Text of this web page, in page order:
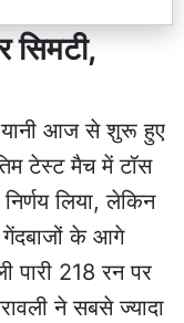
सिमटी,
यानी आज से शुरू हुए
टेस्ट मैच में टॉस
लिया, लेकिन
गेंदबाजों के आगे
पारी 218 रन पर
ने सबसे ज्यादा